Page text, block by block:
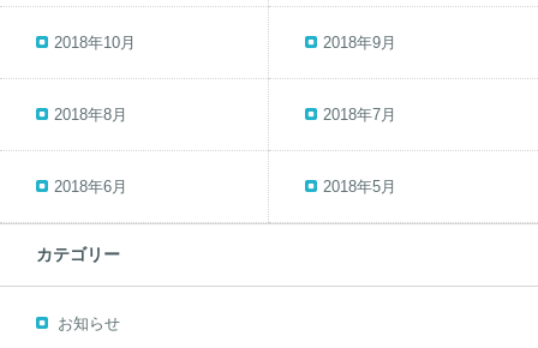
2018年10月 2018年9月
2018年8月 2018年7月
2018年6月 2018年5月
カテゴリー
お知らせ